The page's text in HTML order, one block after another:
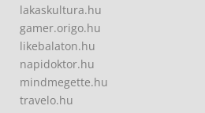
lakaskultura.hu
gamer.origo.hu
likebalaton.hu
napidoktor.hu
mindmegette.hu
travelo.hu